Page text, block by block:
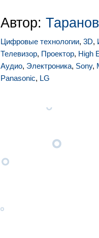
Автор:
Цифровые технологии, 3D,
Телевизор, Проектор, High
Аудио, Электроника, Sony,
Panasonic, LG